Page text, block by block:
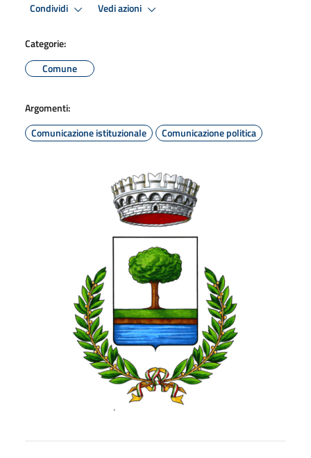
Condividi Vedi azioni
Categorie:
Comune
Argomenti:
Comunicazione istituzionale
Comunicazione politica